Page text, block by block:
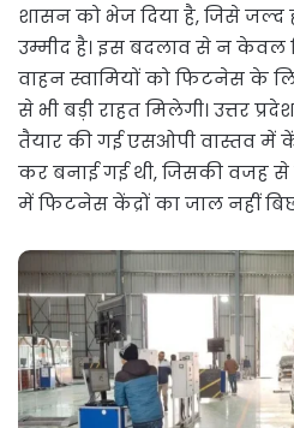
शासन को भेज दिया है, जिसे जल्द
उम्मीद है। इस बदलाव से न केवल
वाहन स्वामियों को फिटनेस के
से भी बड़ी राहत मिलेगी। उत्तर
तैयार की गई एसओपी वास्तव में
कर बनाई गई थी, जिसकी वजह से
में फिटनेस केंद्रों का जाल नहीं